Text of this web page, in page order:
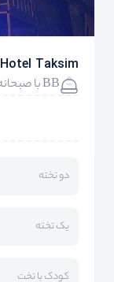
Taksim
BB با صبحانه
دو تخته
یک تخته
کودک با تخت